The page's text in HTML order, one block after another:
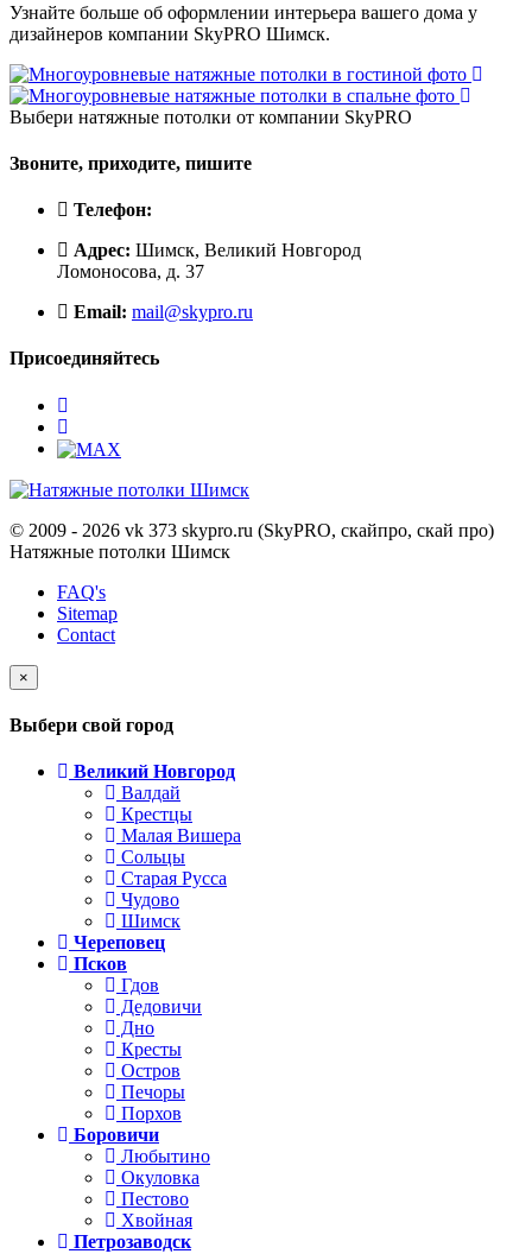
Узнайте больше об оформлении интерьера вашего дома у
дизайнеров компании SkyPRO Шимск.
Выбери натяжные потолки от компании SkyPRO
Звоните, приходите, пишите
Телефон:
Адрес: Шимск, Великий Новгород
Ломоносова, д. 37
Email: mail@skypro.ru
Присоединяйтесь
© 2009 - 2026 vk 373 skypro.ru (SkyPRO, скайпро, скай про)
Натяжные потолки Шимск
FAQ's
Sitemap
Contact
×
Выбери свой город
Великий Новгород
Валдай
Крестцы
Малая Вишера
Сольцы
Старая Русса
Чудово
Шимск
Череповец
Псков
Гдов
Дедовичи
Дно
Кресты
Остров
Печоры
Порхов
Боровичи
Любытино
Окуловка
Пестово
Хвойная
Петрозаводск